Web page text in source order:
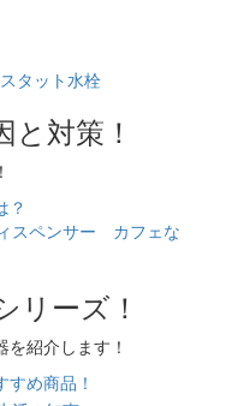
対策！
？
リーズ！
紹介します！
め商品！